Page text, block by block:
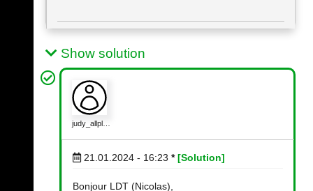
Show solution
judy_allpl…
21.01.2024 - 16:23 * [Solution]
Bonjour LDT (Nicolas),